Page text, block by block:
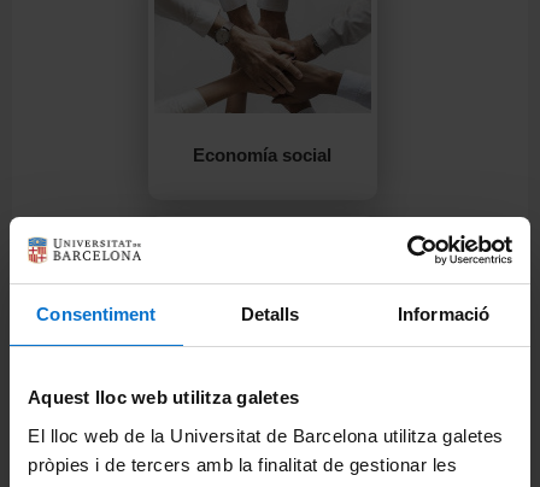
Consentiment Detalls Informació
Aquest lloc web utilitza galetes
El lloc web de la Universitat de Barcelona utilitza galetes
pròpies i de tercers amb la finalitat de gestionar les
Economía social
Filosofía